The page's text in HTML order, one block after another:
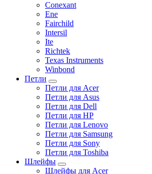
Conexant
Ene
Fairchild
Intersil
Ite
Richtek
Texas Instruments
Winbond
Петли
Петли для Acer
Петли для Asus
Петли для Dell
Петли для HP
Петли для Lenovo
Петли для Samsung
Петли для Sony
Петли для Toshiba
Шлейфы
Шлейфы для Acer